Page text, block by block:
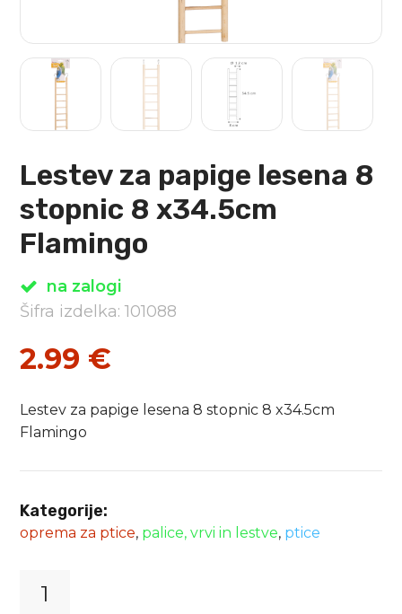
Lestev za papige lesena 8
stopnic 8 x34.5cm
Flamingo
na zalogi
Šifra izdelka: 101088
2.99 €
Lestev za papige lesena 8 stopnic 8 x34.5cm
Flamingo
Kategorije:
oprema za ptice, palice, vrvi in lestve, ptice